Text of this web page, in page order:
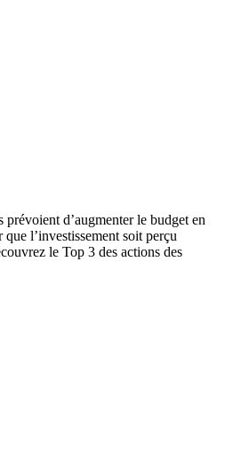
prévoient d’augmenter le budget en
l’investissement soit perçu
le Top 3 des actions des